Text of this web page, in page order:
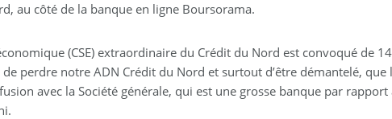
au côté de la banque en ligne Boursorama.
(CSE) extraordinaire du Crédit du Nord est convoqué de
perdre notre ADN Crédit du Nord et surtout d’être démantelé,
avec la Société générale, qui est une grosse banque par